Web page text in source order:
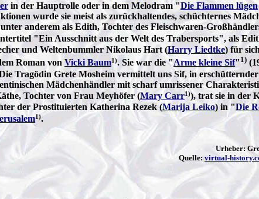
in der Hauptrolle oder in dem Melodram "Die Flammen lügen
wurde sie meist als zurückhaltendes, schüchternes
anderem als Edith, Tochter des Fleischwaren-
"Ein Ausschnitt aus der Welt des Trabersports", als
und Weltenbummler Nikolaus Hart (Harry Liedtke) für
Roman von Vicki Baum1). Sie war die "Arme kleine Sif" 1)
Tragödin Grete Mosheim vermittelt uns Sif, in
Mädchenhändler mit scharf umrissener
Tochter von Frau Meyhöfer (Mary Carr1)), trat sie in der
der Prostituierten Katherina Rezek (Marija Leiko) in "Die
1).
Urheber:
Quelle: virtual-